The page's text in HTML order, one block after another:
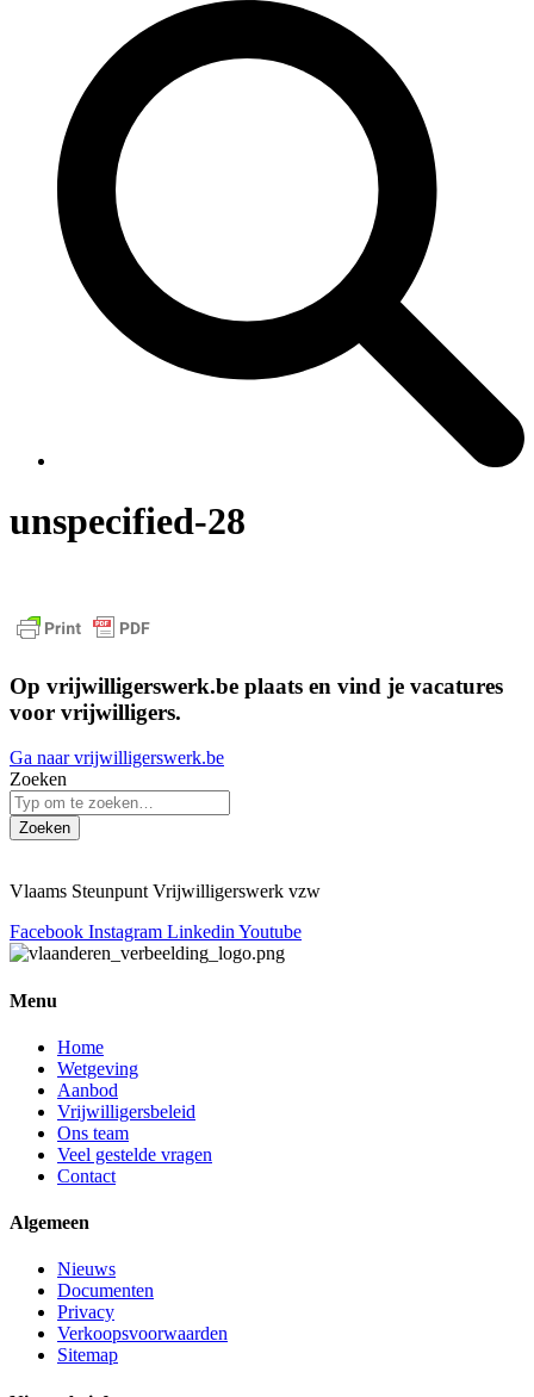
unspecified-28
Op vrijwilligerswerk.be plaats en vind je vacatures
voor vrijwilligers.
Ga naar vrijwilligerswerk.be
Zoeken
Zoeken
Vlaams Steunpunt Vrijwilligerswerk vzw
Facebook Instagram Linkedin Youtube
Menu
Home
Wetgeving
Aanbod
Vrijwilligersbeleid
Ons team
Veel gestelde vragen
Contact
Algemeen
Nieuws
Documenten
Privacy
Verkoopsvoorwaarden
Sitemap